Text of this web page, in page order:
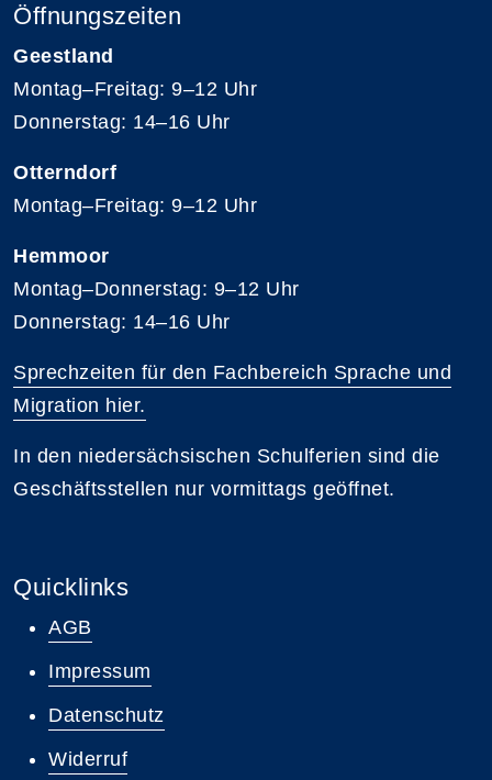
Öffnungszeiten
Geestland
Montag–Freitag: 9–12 Uhr
Donnerstag: 14–16 Uhr
Otterndorf
Montag–Freitag: 9–12 Uhr
Hemmoor
Montag–Donnerstag: 9–12 Uhr
Donnerstag: 14–16 Uhr
Sprechzeiten für den Fachbereich Sprache und
Migration hier.
In den niedersächsischen Schulferien sind die
Geschäftsstellen nur vormittags geöffnet.
Quicklinks
AGB
Impressum
Datenschutz
Widerruf